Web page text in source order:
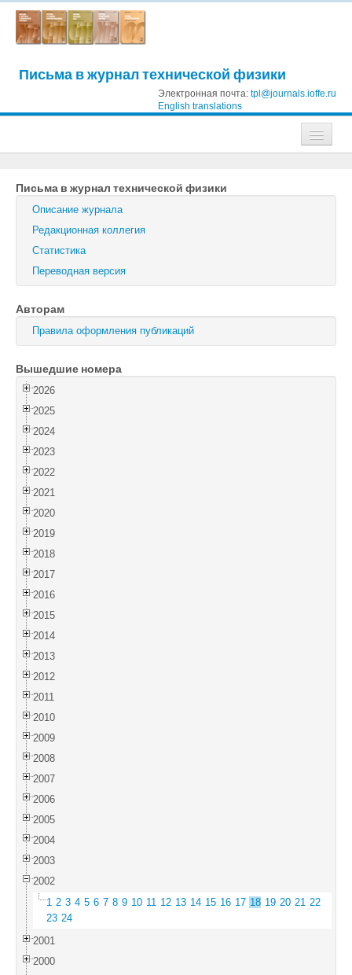
Письма в журнал технической физики
Электронная почта: tpl@journals.ioffe.ru
English translations
Журнал технической физики
Письма в Журнал технической физики
Физика твердого тела
Физика и техника полупроводников
Оптика и спектроскопия
Поиск
Войти
Письма в журнал технической физики
Описание журнала
Редакционная коллегия
Статистика
Переводная версия
Авторам
Правила оформления публикаций
Вышедшие номера
2026
2025
2024
2023
2022
2021
2020
2019
2018
2017
2016
2015
2014
2013
2012
2011
2010
2009
2008
2007
2006
2005
2004
2003
2002
1 2 3 4 5 6 7 8 9 10 11 12 13 14 15 16 17 18 19 20 21 22
23 24
2001
2000